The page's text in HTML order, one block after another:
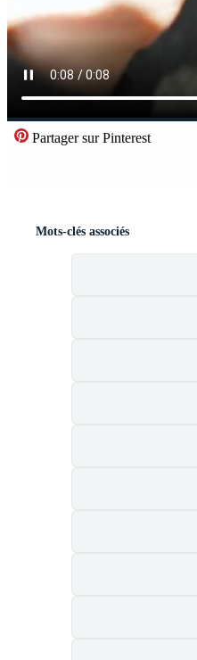
Partager sur Pinterest
Mots-clés associés